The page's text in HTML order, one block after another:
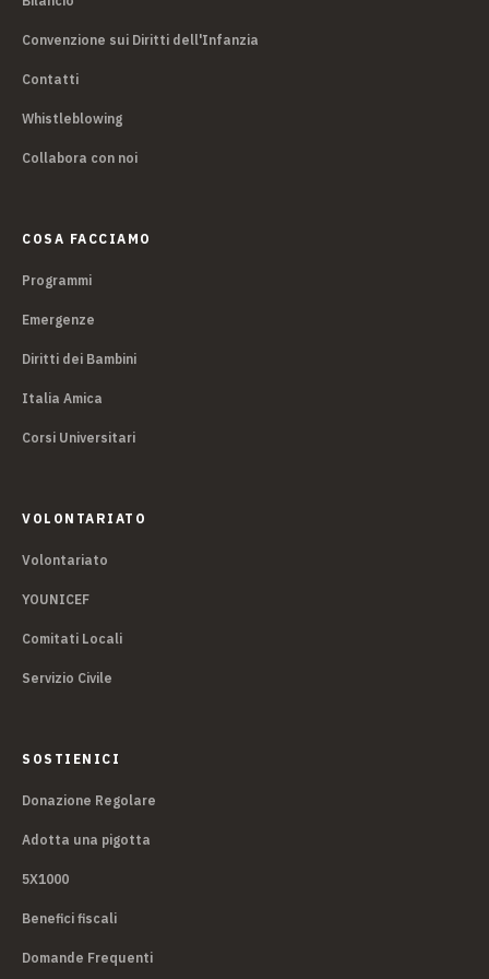
Convenzione sui Diritti dell'Infanzia
Contatti
Whistleblowing
Collabora con noi
COSA FACCIAMO
Programmi
Emergenze
Diritti dei Bambini
Italia Amica
Corsi Universitari
VOLONTARIATO
Volontariato
YOUNICEF
Comitati Locali
Servizio Civile
SOSTIENICI
Donazione Regolare
Adotta una pigotta
5X1000
Benefici fiscali
Domande Frequenti